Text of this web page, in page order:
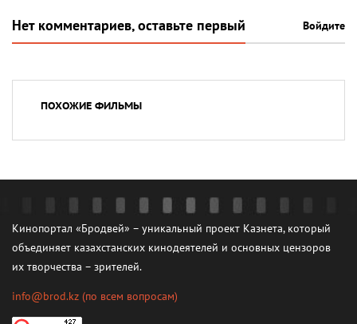
Нет комментариев, оставьте первый Войдите
ПОХОЖИЕ ФИЛЬМЫ
Кинопортал «Бродвей» – уникальный проект Казнета, который
объединяет казахстанских кинодеятелей и основных цензоров
их творчества – зрителей.
info@brod.kz (по всем вопросам)